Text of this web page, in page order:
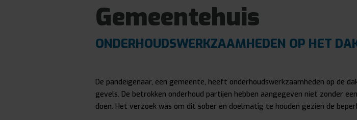
Gemeentehuis
ONDERHOUDSWERKZAAMHEDEN OP HET
De pandeigenaar, een gemeente, heeft onderhoudswerkzaamheden op de
gevels. De betrokken onderhoud partijen hebben aangegeven niet zonder
doen. Het verzoek was om dit sober en doelmatig te houden gezien de